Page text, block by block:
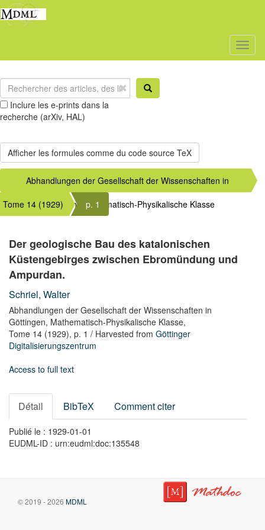
Inclure les e-prints dans la
recherche (arXiv, HAL)
Abhandlungen der Gesellschaft der Wissenschaften in
Göttingen, Mathematisch-Physikalische Klasse
Tome 14 (1929) p. 1
Der geologische Bau des katalonischen
Küstengebirges zwischen Ebromündung und
Ampurdan.
Schriel, Walter
Abhandlungen der Gesellschaft der Wissenschaften in
Göttingen, Mathematisch-Physikalische Klasse,
Tome 14 (1929), p. 1 / Harvested from Göttinger
Digitalisierungszentrum
Access to full text
Détail BibTeX Comment citer
Publié le : 1929-01-01
EUDML-ID : urn:eudml:doc:135548
© 2019 - 2026 MDML